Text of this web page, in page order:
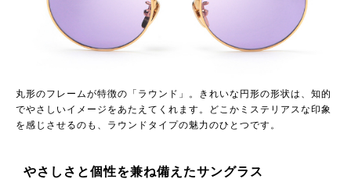
丸形のフレームが特徴の「ラウンド」。きれいな円形の形状は、知的
でやさしいイメージをあたえてくれます。どこかミステリアスな印象
を感じさせるのも、ラウンドタイプの魅力のひとつです。
やさしさと個性を兼ね備えたサングラス